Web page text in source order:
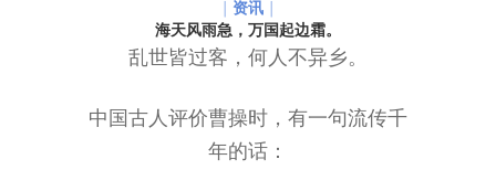
资讯
海天风雨急，万国起边霜。
乱世皆过客，何人不异乡。
中国古人评价曹操时，有一句流传千
年的话：